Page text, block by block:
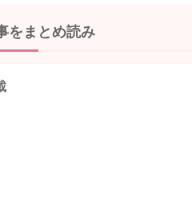
をまとめ読み